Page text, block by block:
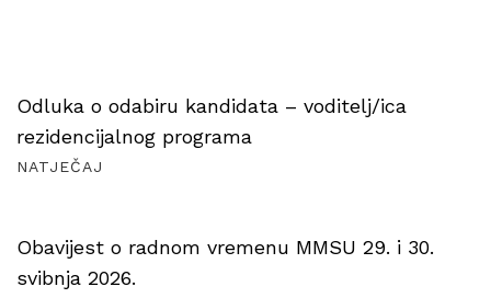
Odluka o odabiru kandidata – voditelj/ica
rezidencijalnog programa
NATJEČAJ
Obavijest o radnom vremenu MMSU 29. i 30.
svibnja 2026.